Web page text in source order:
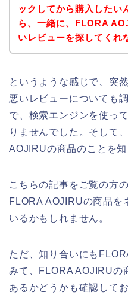
ックしてから購入したい
ら、一緒に、FLORA
いレビューを探してくれ
というような感じで、突
悪いレビューについても
で、検索エンジンを使っ
りませんでした。そして
AOJIRUの商品のことを知
こちらの記事をご覧の方
FLORA AOJIRUの商品を
いるかもしれません。
ただ、知り合いにも
みて、FLORA AOJIRUの
あるかどうかも確認して